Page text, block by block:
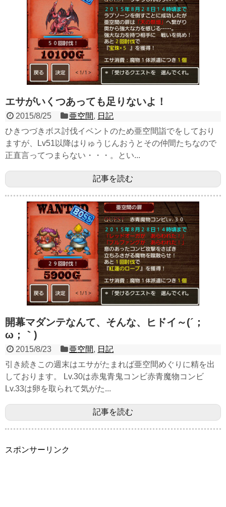
エサがいくつあっても足りないよ！
2015/8/25 亜空間, 日記
ひきつづきボス討伐イベントのため亜空間詣でをしており
ますが、Lv51以降はりゅうじんおうとその仲間たちなので
正直言ってつまらない・・・。とい...
記事を読む
開幕マダンテなんて、そんな、ヒドイ～(´；
ω；｀)
2015/8/23 亜空間, 日記
引き続きこの週末はエサがたまれば亜空間めぐりに精を出
しております。 Lv.30は赤鬼青鬼コンビ赤青魔物コンビ
Lv.33は卵を取られて気がた...
記事を読む
スポンサーリンク